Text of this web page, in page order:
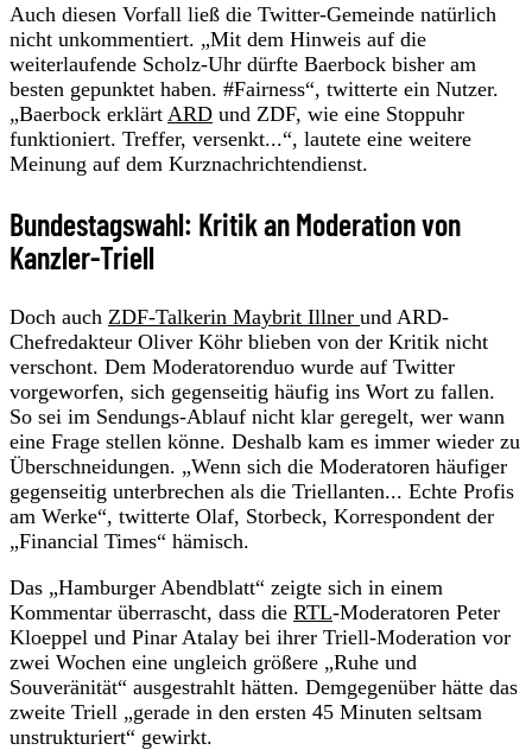
Auch diesen Vorfall ließ die Twitter-Gemeinde natürlich
nicht unkommentiert. „Mit dem Hinweis auf die
weiterlaufende Scholz-Uhr dürfte Baerbock bisher am
besten gepunktet haben. #Fairness“, twitterte ein Nutzer.
„Baerbock erklärt ARD und ZDF, wie eine Stoppuhr
funktioniert. Treffer, versenkt...“, lautete eine weitere
Meinung auf dem Kurznachrichtendienst.
Bundestagswahl: Kritik an Moderation von
Kanzler-Triell
Doch auch ZDF-Talkerin Maybrit Illner und ARD-
Chefredakteur Oliver Köhr blieben von der Kritik nicht
verschont. Dem Moderatorenduo wurde auf Twitter
vorgeworfen, sich gegenseitig häufig ins Wort zu fallen.
So sei im Sendungs-Ablauf nicht klar geregelt, wer wann
eine Frage stellen könne. Deshalb kam es immer wieder zu
Überschneidungen. „Wenn sich die Moderatoren häufiger
gegenseitig unterbrechen als die Triellanten... Echte Profis
am Werke“, twitterte Olaf, Storbeck, Korrespondent der
„Financial Times“ hämisch.
Das „Hamburger Abendblatt“ zeigte sich in einem
Kommentar überrascht, dass die RTL-Moderatoren Peter
Kloeppel und Pinar Atalay bei ihrer Triell-Moderation vor
zwei Wochen eine ungleich größere „Ruhe und
Souveränität“ ausgestrahlt hätten. Demgegenüber hätte das
zweite Triell „gerade in den ersten 45 Minuten seltsam
unstrukturiert“ gewirkt.